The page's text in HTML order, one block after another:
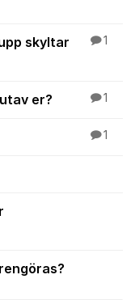
skyltar
1
er? 1
1